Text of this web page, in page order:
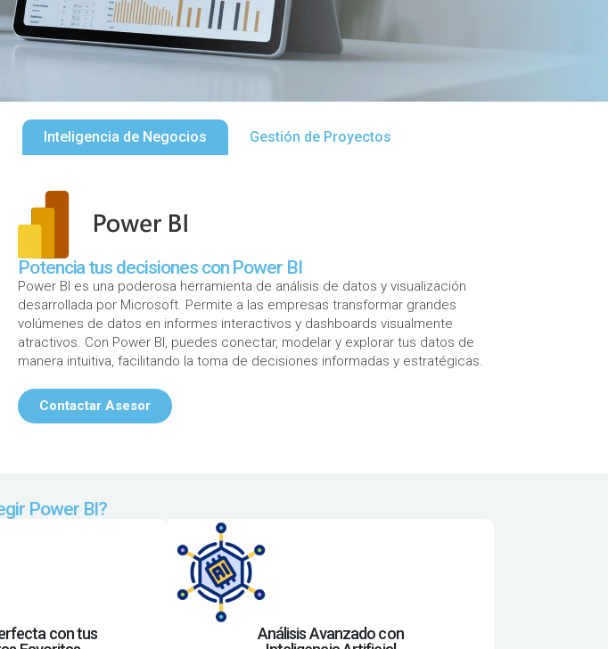
Inteligencia de Negocios Gestión de Proyectos
Potencia tus decisiones con Power BI
Power BI es una poderosa herramienta de análisis de datos y visualización
desarrollada por Microsoft. Permite a las empresas transformar grandes
volúmenes de datos en informes interactivos y dashboards visualmente
atractivos. Con Power BI, puedes conectar, modelar y explorar tus datos de
manera intuitiva, facilitando la toma de decisiones informadas y estratégicas.
Contactar Asesor
Power BI?
con tus
Análisis Avanzado con